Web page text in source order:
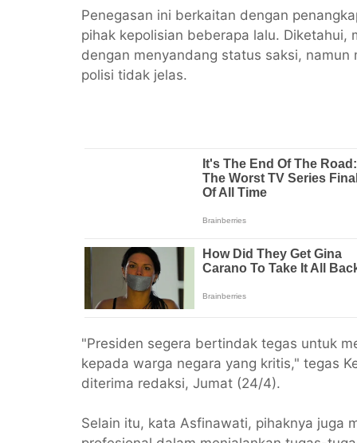
Penegasan ini berkaitan dengan
pihak kepolisian beberapa lalu. Diketahui,
dengan menyandang status saksi,
polisi tidak jelas.
"Presiden segera bertindak tegas untuk
kepada warga negara yang kritis," tegas
diterima redaksi, Jumat (24/4).
Selain itu, kata Asfinawati, pihaknya juga